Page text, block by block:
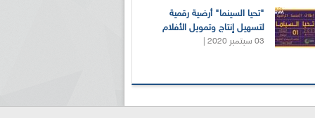
"تحيا السينما" أرضية رقمية
لتسهيل إنتاج وتمويل الأفلام
03 سبتمبر 2020 |